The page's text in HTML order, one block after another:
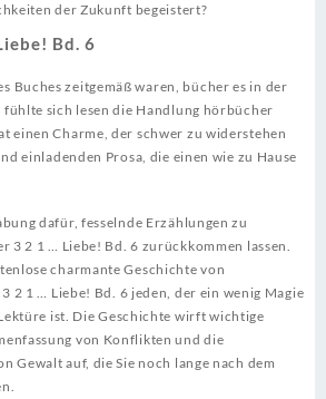
der Zukunft begeistert?
Bd. 6
Buches zeitgemäß waren, bücher es in der
fühlte sich lesen die Handlung hörbücher
einen Charme, der schwer zu widerstehen
einladenden Prosa, die einen wie zu Hause
dafür, fesselnde Erzählungen zu
3 2 1 … Liebe! Bd. 6 zurückkommen lassen.
charmante Geschichte von
2 1 … Liebe! Bd. 6 jeden, der ein wenig Magie
ist. Die Geschichte wirft wichtige
von Konflikten und die
Gewalt auf, die Sie noch lange nach dem